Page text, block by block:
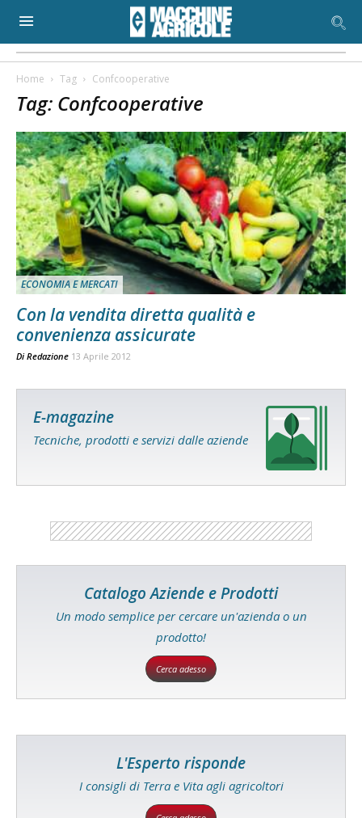
Home Tag Confcooperative
Tag: Confcooperative
ECONOMIA E MERCATI
Con la vendita diretta qualità e
convenienza assicurate
Di Redazione 13 Aprile 2012
E-magazine
Tecniche, prodotti e servizi dalle aziende
Catalogo Aziende e Prodotti
Un modo semplice per cercare un'azienda o un
prodotto!
Cerca adesso
L'Esperto risponde
I consigli di Terra e Vita agli agricoltori